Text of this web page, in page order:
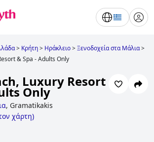
> Κρήτη> Ηράκλειο>Ξενοδοχεία στα Μάλια>
& Spa - Adults Only
Luxury Resort
Only
, Gramatikakis
χάρτη)